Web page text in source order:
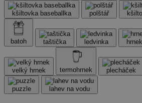
kšiltovka baseballka polštář
batoh taštička ledvinka
velký hrnek termohrnek plecháček
puzzle lahev na vodu